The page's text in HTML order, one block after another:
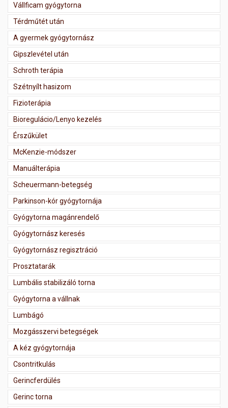
Vállficam gyógytorna
Térdműtét után
A gyermek gyógytornász
Gipszlevétel után
Schroth terápia
Szétnyílt hasizom
Fizioterápia
Bioregulácio/Lenyo kezelés
Érszűkület
McKenzie-módszer
Manuálterápia
Scheuermann-betegség
Parkinson-kór gyógytornája
Gyógytorna magánrendelő
Gyógytornász keresés
Gyógytornász regisztráció
Prosztatarák
Lumbális stabilizáló torna
Gyógytorna a vállnak
Lumbágó
Mozgásszervi betegségek
A kéz gyógytornája
Csontritkulás
Gerincferdülés
Gerinc torna